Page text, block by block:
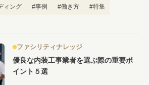
ィング #事例 #働き方 #特集
ファシリティナレッジ
優良な内装工事業者を選ぶ際の重要ポ
イント５選